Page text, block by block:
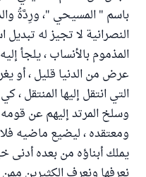
باسم " المسيحي "، ورِدَّةُ
النصرانية لا تجيز له
المذموم بالأنساب ، يلجأ
عرض من الدنيا قليل ، أو
التي انتقل إليها المنتقل
وسلخ المرتد إليهم عن
ومعتقده ، ليضيع ماضيه
يملك أبناؤه من بعده